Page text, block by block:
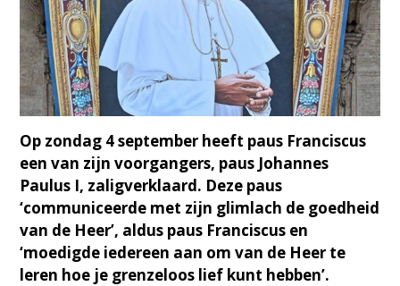
Op zondag 4 september heeft paus Franciscus
een van zijn voorgangers, paus Johannes
Paulus I, zaligverklaard. Deze paus
‘communiceerde met zijn glimlach de goedheid
van de Heer’, aldus paus Franciscus en
‘moedigde iedereen aan om van de Heer te
leren hoe je grenzeloos lief kunt hebben’.